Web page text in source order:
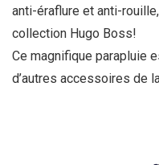
anti-éraflure et anti-
collection Hugo Boss!
Ce magnifique parapluie
d’autres accessoires de